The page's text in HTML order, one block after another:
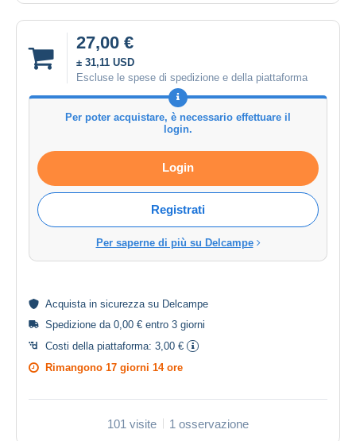
27,00 €
± 31,11 USD
Escluse le spese di spedizione e della piattaforma
Per poter acquistare, è necessario effettuare il
login.
Login
Registrati
Per saperne di più su Delcampe
Acquista in sicurezza su Delcampe
Spedizione da 0,00 € entro 3 giorni
Costi della piattaforma: 3,00 €
Rimangono 17 giorni 14 ore
101 visite 1 osservazione